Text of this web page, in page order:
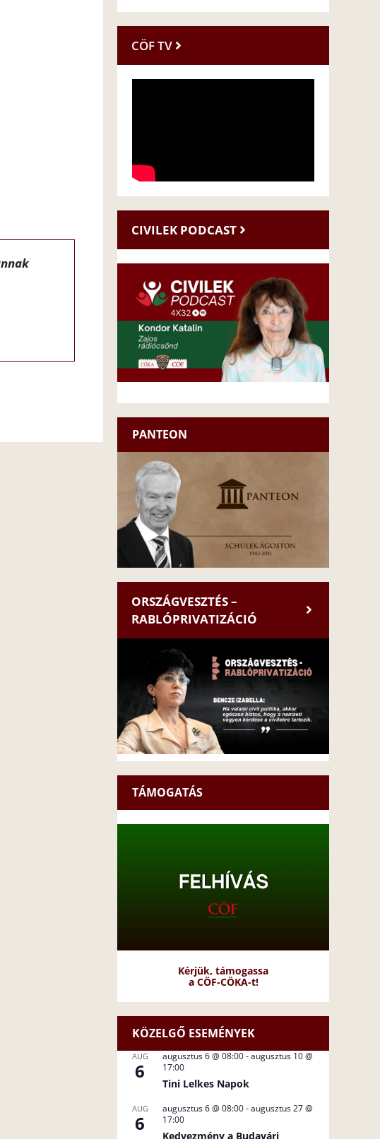
CÖF TV
CIVILEK PODCAST
PANTEON
ORSZÁGVESZTÉS –
RABLÓPRIVATIZÁCIÓ
TÁMOGATÁS
Kérjük, támogassa
a CÖF-CÖKA-t!
KÖZELGŐ ESEMÉNYEK
AUG
6
augusztus 6 @ 08:00-augusztus 10 @
17:00
Tini Lelkes Napok
AUG
6
augusztus 6 @ 08:00-augusztus 27 @
17:00
Kedvezmény a Budavári